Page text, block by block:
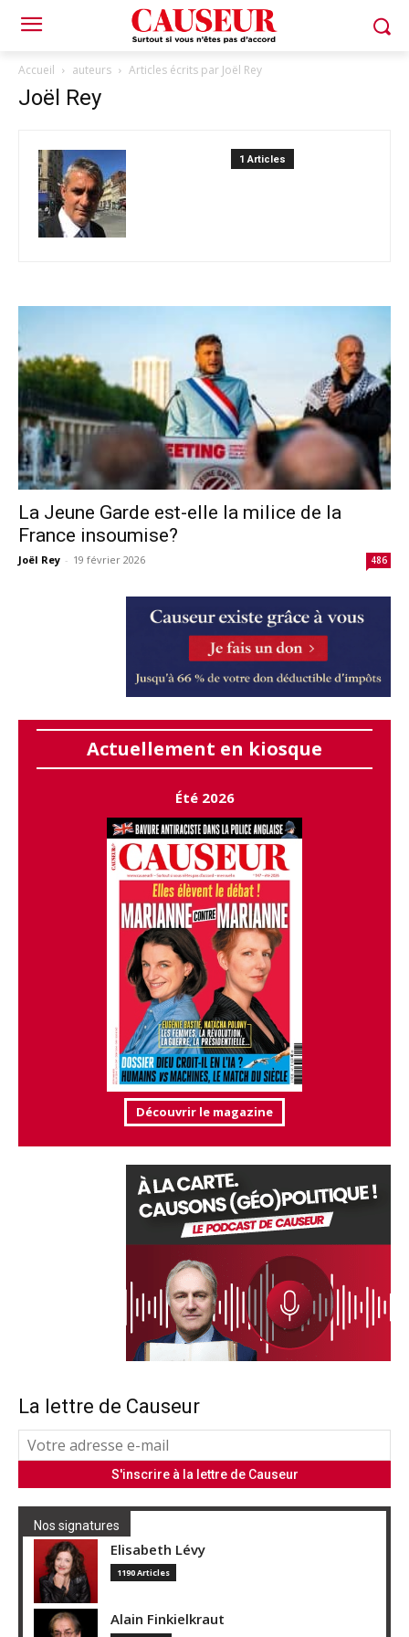
Accueil auteurs Articles écrits par Joël Rey
Joël Rey
1 Articles
La Jeune Garde est-elle la milice de la
France insoumise?
Joël Rey - 19 février 2026 486
Actuellement en kiosque
Été 2026
Découvrir le magazine
La lettre de Causeur
Nos signatures
Elisabeth Lévy
1190 Articles
Alain Finkielkraut